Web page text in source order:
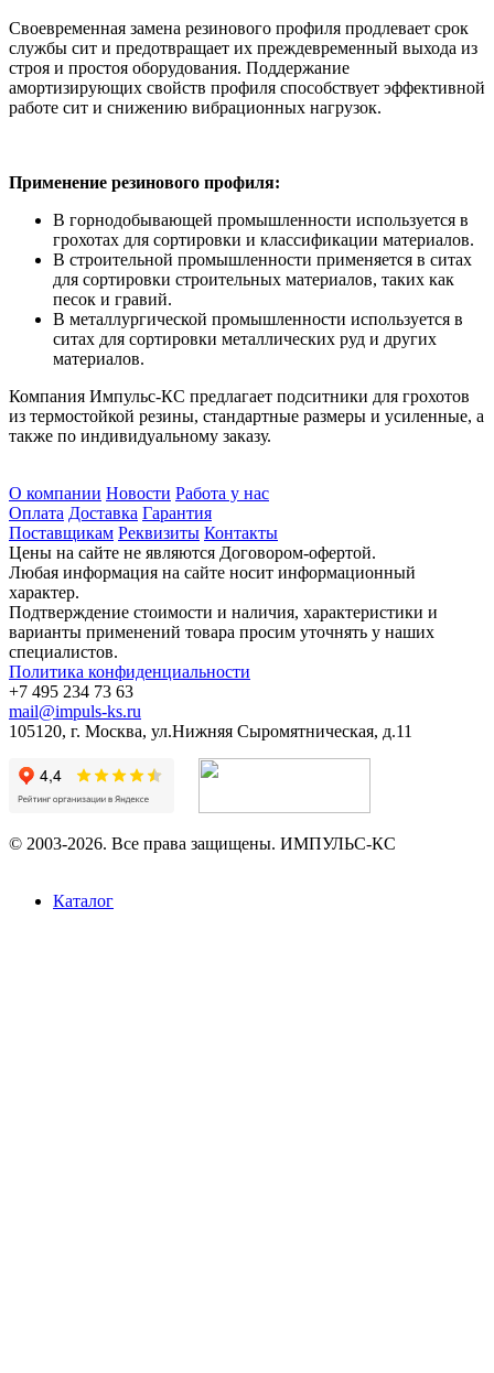
Своевременная замена резинового профиля продлевает срок
службы сит и предотвращает их преждевременный выхода из
строя и простоя оборудования. Поддержание
амортизирующих свойств профиля способствует эффективной
работе сит и снижению вибрационных нагрузок.
Применение резинового профиля:
В горнодобывающей промышленности используется в
грохотах для сортировки и классификации материалов.
В строительной промышленности применяется в ситах
для сортировки строительных материалов, таких как
песок и гравий.
В металлургической промышленности используется в
ситах для сортировки металлических руд и других
материалов.
Компания Импульс-КС предлагает подситники для грохотов
из термостойкой резины, стандартные размеры и усиленные, а
также по индивидуальному заказу.
О компании Новости Работа у нас
Оплата Доставка Гарантия
Поставщикам Реквизиты Контакты
Цены на сайте не являются Договором-офертой.
Любая информация на сайте носит информационный
характер.
Подтверждение стоимости и наличия, характеристики и
варианты применений товара просим уточнять у наших
специалистов.
Политика конфиденциальности
+7 495 234 73 63
mail@impuls-ks.ru
105120, г. Москва, ул.Нижняя Сыромятническая, д.11
© 2003-2026. Все права защищены. ИМПУЛЬС-КС
Каталог